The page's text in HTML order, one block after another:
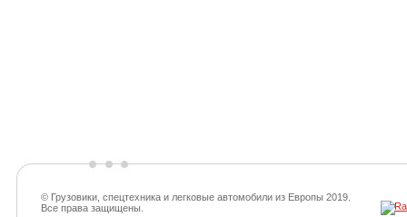
© Грузовики, спецтехника и легковые автомобили из Европы 2019.
Все права защищены.